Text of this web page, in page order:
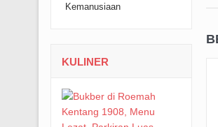
KULINER